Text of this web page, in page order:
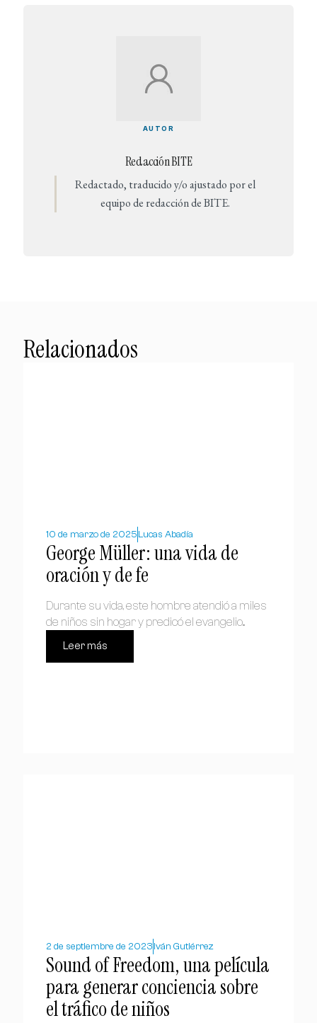
AUTOR
Redacción BITE
Redactado, traducido y/o ajustado por el
equipo de redacción de BITE.
Relacionados
10 de marzo de 2025 Lucas Abadía
George Müller: una vida de
oración y de fe
Durante su vida, este hombre atendió a miles
de niños sin hogar y predicó el evangelio...
Leer más
2 de septiembre de 2023 Iván Gutiérrez
Sound of Freedom, una película
para generar conciencia sobre
el tráfico de niños